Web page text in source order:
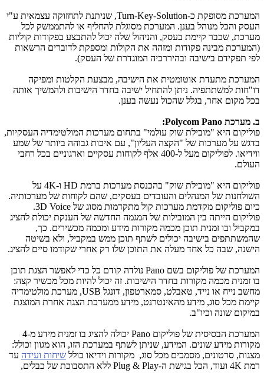
המערכת מסופקת כ-,Turn-Key-Solution שניתנת לתחזוקה עצמאית ע"י
העסק והכל מנוהל בענן. המערכת מסוגלת להחליף או להתממשק לכל
מערכת, שכבר קיימת בעסק, והניהול שלה יכול להתבצע בפקודות קוליות
(המערכת מבינה פקודות ומזהה את הקולות ומספקת לדוברים הרשאות
לפי תפקידם בישיבה ובהיררכיה המוגדרת של העסק).
המערכת מתעדת אוטומטית את הישיבה, מבצעת הקלטות ומפיקה
דו"חות למשתתפיה. ניתן להתחיל ישיבה בחדר הישיבות ולהמשיך אותה
בכל מקום אחר, בגלל שהכול נעשה בענן.
ב. מערכת Polycom Pano
:
פוליקום היא "מובילת שוק עולמי" בתחום מערכות המולטימדיה העסקיות,
בדגש על מערכות של "הקצה העליון", עם איכות גבוהה ביותר של שמע
ווידיאו. לפוליקום מעל ל-400 אלף לקוחות עסקיים וארגוניים בכל רחבי
העולם.
פוליקום היא "מובילת שוק" בהכנסת מערכות ברמת HD ו-4K על
השולחנות של המנהלים והעובדים בעסקים, שהם לקוחות של מערכותיה.
כיום פוליקום מקדמת מערכות קול מתקדמות מסוג של 3D Voice
.
פוליקום הייתה בין המובילות של המגמה החדשה של הענקת יכולת להציג
במקביל ובו זמנית תוכן מכמה מקורות מידע ומכמה מכשירים. כך,
שהמשתתפים בישיבה יכולים לשתף תוכן ממש במקביל, ולא בשיטה
הישנה, שבה כל אחד מעלה את התוכן שלו רק אחרי שקודמו סיים להציג.
המערכת של פוליקום בשם Pano נולדה קודם כל כדי לאפשר הצגת תוכן
בו זמנית מכמה מקורות בחדר הישיבות. זה יכול להיות מכל מכשיר קצה:
מחשב נייח או נייד, טאבלט, סמארטפון, דונגל USB, מערכת מולטימדיה
קיימת מכל סוג, מידע מהאינטרנט, מידע ממערכת הצגה אחרת המוצגת
במיקום שונה וכיו"ב.
המערכת הבסיסית של פוליקום Pano
יכולה להציג בו זמנית מידע מ-4
מקורות מידע שונים. המידע, שניתן לשתף במערכת הזו, הוא מגוון וכולל:
מצגות, סרטונים, מסמכים מכל סוג, מקורות וידיאו כולל שיחות ועידה עד
רמת 4K ועוד, הכל בגישת ה-Plug & Play ללא התסבוכת של כבלים,